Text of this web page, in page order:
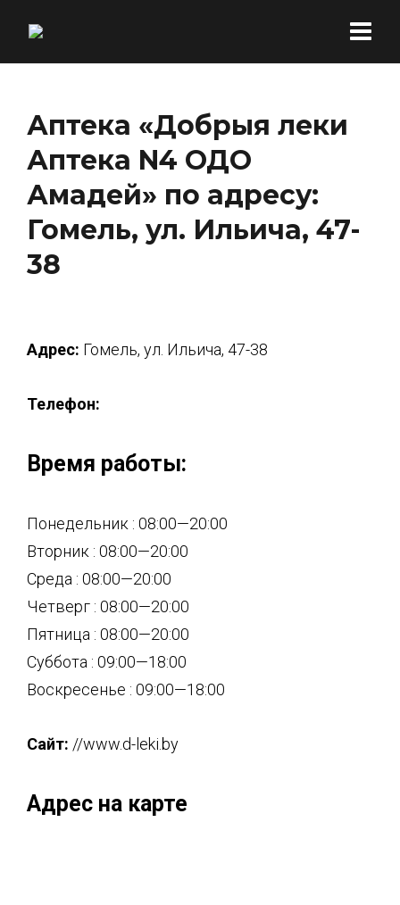
Аптека «Добрыя леки
Аптека N4 ОДО
Амадей» по адресу:
Гомель, ул. Ильича, 47-
38
Адрес: Гомель, ул. Ильича, 47-38
Телефон:
Время работы:
Понедельник : 08:00—20:00
Вторник : 08:00—20:00
Среда : 08:00—20:00
Четверг : 08:00—20:00
Пятница : 08:00—20:00
Суббота : 09:00—18:00
Воскресенье : 09:00—18:00
Сайт: //www.d-leki.by
Адрес на карте